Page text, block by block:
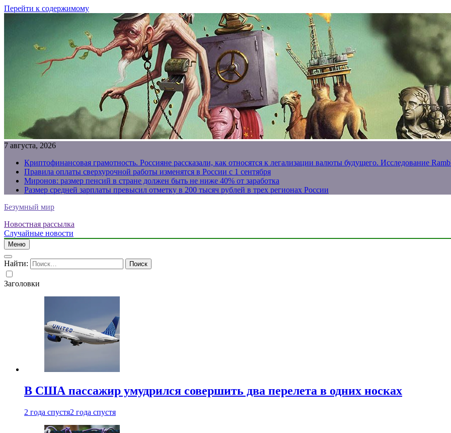
Перейти к содержимому
7 августа, 2026
Криптофинансовая грамотность. Россияне рассказали, как относятся к легализации валюты будущего. Исследование
Правила оплаты сверхурочной работы изменятся в России с 1 сентября
Миронов: размер пенсий в стране должен быть не ниже 40% от заработка
Размер средней зарплаты превысил отметку в 200 тысяч рублей в трех регионах России
Безумный мир
Новостная рассылка
Случайные новости
Меню
Найти:
Заголовки
В США пассажир умудрился совершить два перелета в одних носках
2 года спустя2 года спустя